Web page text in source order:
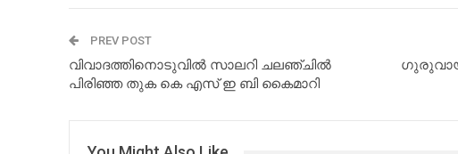
PREV POST
വിവാദത്തിനൊടുവിൽ സാലറി ചലഞ്ചിൽ
പിരിഞ്ഞ തുക കെ എസ് ഇ ബി കൈമാറി